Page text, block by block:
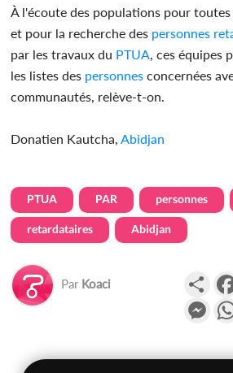
À l'écoute des populations pour
et pour la recherche des personnes
par les travaux du PTUA , ces
les listes des personnes concernées
communautés, relève-t-on.
Donatien Kautcha, Abidjan
PTUA PAR personnes
retardataires Abidjan
Par Koaci